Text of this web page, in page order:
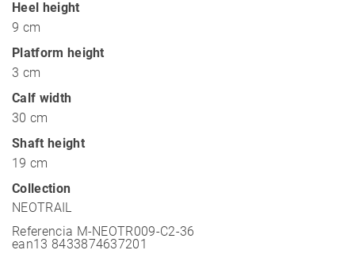
Heel height
9 cm
Platform height
3 cm
Calf width
30 cm
Shaft height
19 cm
Collection
NEOTRAIL
Referencia M-NEOTR009-C2-36
ean13 8433874637201